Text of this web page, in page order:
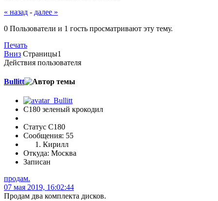
« назад - далее »
0 Пользователи и 1 гость просматривают эту тему.
Печать
Вниз Страницы1
Действия пользователя
Bullitt
С180 зеленый крокодил
Статус C180
Сообщения: 55
Кирилл
Откуда: Москва
Записан
продам.
07 мая 2019, 16:02:44
Продам два комплекта дисков.